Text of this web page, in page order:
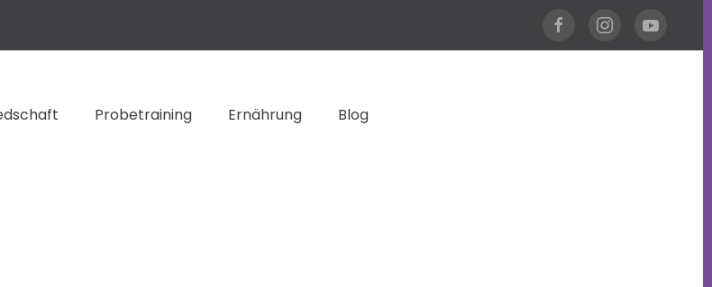
Probetraining Ernährung Blog